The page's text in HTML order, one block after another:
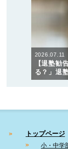
2026.07.11
【退塾勧
る？」退
トップページ
小・中学